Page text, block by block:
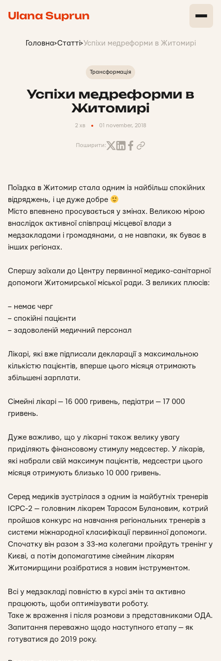
Ulana Suprun
Головна>Статті>Успіхи медреформи в Житомирі
Трансформація
Успіхи медреформи в
Житомирі
2 хв 01 november, 2018
Поширити:
Поїздка в Житомир стала одним із найбільш спокійних
відряджень, і це дуже добре
Місто впевнено просувається у змінах. Великою мірою
внаслідок активної співпраці місцевої влади з
медзакладами і громадянами, а не навпаки, як буває в
інших регіонах.
Спершу заїхали до Центру первинної медико-санітарної
допомоги Житомирської міської ради. З великих плюсів:
– немає черг
– спокійні пацієнти
– задоволеній медичний персонал
Лікарі, які вже підписали декларації з максимальною
кількістю пацієнтів, вперше цього місяця отримають
збільшені зарплати.
Сімейні лікарі — 16 000 гривень, педіатри — 17 000
гривень.
Дуже важливо, що у лікарні також велику увагу
приділяють фінансовому стимулу медсестер. У лікарів,
які набрали свій максимум пацієнтів, медсестри цього
місяця отримують близько 10 000 гривень.
Серед медиків зустрілася з одним із майбутніх тренерів
ICPC-2 — головним лікарем Тарасом Булановим, котрий
пройшов конкурс на навчання регіональних тренерів з
системи міжнародної класифікації первинної допомоги.
Спочатку він разом з 33-ма колегами пройдуть тренінг у
Києві, а потім допомагатиме сімейним лікарям
Житомирщини розібратися з новим інструментом.
Всі у медзакладі повністю в курсі змін та активно
працюють, щоби оптимізувати роботу.
Таке ж враження і після розмови з представниками ОДА.
Запитання переважно щодо наступного етапу — як
готуватися до 2019 року.